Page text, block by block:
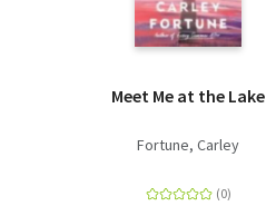
Meet Me at the Lake
Fortune, Carley